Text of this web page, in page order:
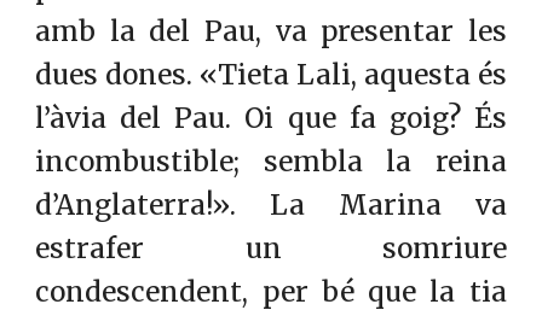
amb la del Pau, va presentar les
dues dones. «Tieta Lali, aquesta és
l’àvia del Pau. Oi que fa goig? És
incombustible; sembla la reina
d’Anglaterra!». La Marina va
estrafer un somriure
condescendent, per bé que la tia